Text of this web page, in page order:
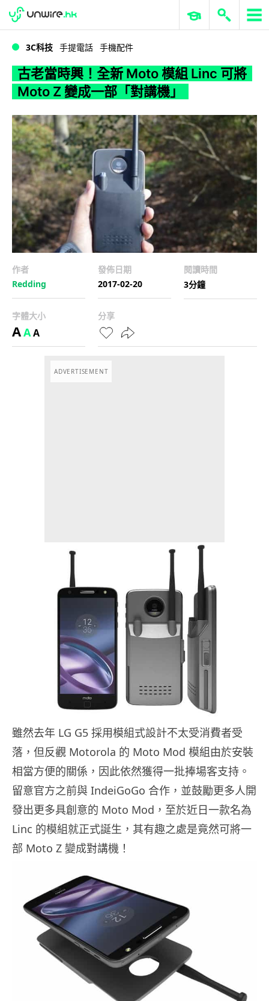
WWDC 2026 ERP 與商業 AI
3C科技 手提電話 手機配件
古老當時興！全新 Moto 模組 Linc 可將
Moto Z 變成一部「對講機」
作者
Redding
發佈日期
2017-02-20
閱讀時間
3分鐘
字體大小
AAA
分享
ADVERTISEMENT
雖然去年 LG G5 採用模組式設計不太受消費者受
落，但反觀 Motorola 的 Moto Mod 模組由於安裝
相當方便的關係，因此依然獲得一批捧場客支持。
留意官方之前與 IndeiGoGo 合作，並鼓勵更多人開
發出更多具創意的 Moto Mod，至於近日一款名為
Linc 的模組就正式誕生，其有趣之處是竟然可將一
部 Moto Z 變成對講機！